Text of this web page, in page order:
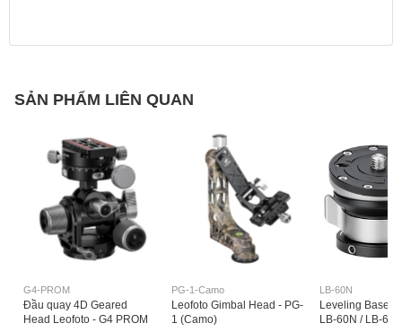
SẢN PHẨM LIÊN QUAN
G4-PROM
Đầu quay 4D Geared
Head Leofoto - G4 PROM
PG-1-Camo
Leofoto Gimbal Head - PG-
1 (Camo)
LB-60N
Leveling Base
LB-60N / LB-65